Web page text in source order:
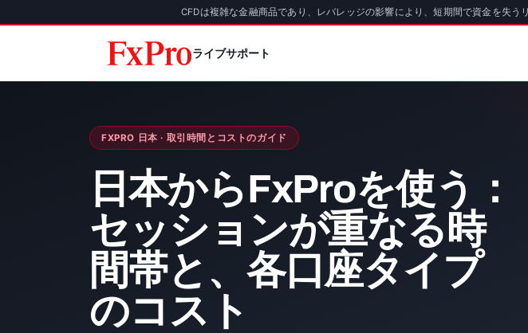
CFDは複雑な金融商品であり、レバレッジの影響により、短期間で資金を失
ライブサポート
FXPRO 日本 · 取引時間とコストのガイド
日本からFxProを使う：
セッションが重なる時
間帯と、各口座タイプ
のコスト